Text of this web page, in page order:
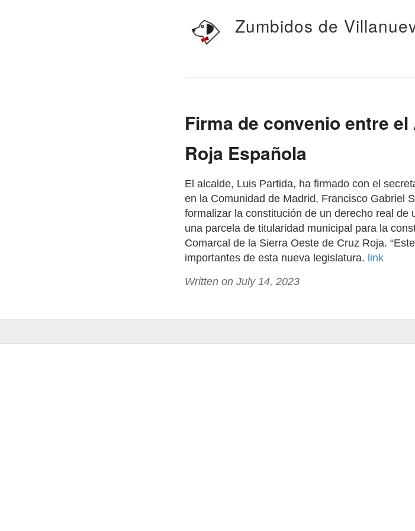
Zumbidos de
Firma de convenio entre
Roja Española
El alcalde, Luis Partida, ha firmado con el
en la Comunidad de Madrid, Francisco Gabriel
formalizar la constitución de un derecho real
una parcela de titularidad municipal para la
Comarcal de la Sierra Oeste de Cruz Roja.
importantes de esta nueva legislatura. link
Written on July 14, 2023